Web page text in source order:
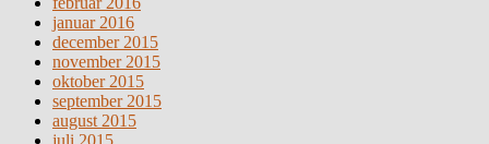
januar 2016
december 2015
november 2015
oktober 2015
september 2015
august 2015
juli 2015